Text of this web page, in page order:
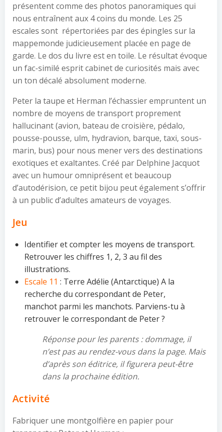
présentent comme des photos panoramiques qui
nous entraînent aux 4 coins du monde. Les 25
escales sont répertoriées par des épingles sur la
mappemonde judicieusement placée en page de
garde. Le dos du livre est en toile. Le résultat évoque
un fac-similé esprit cabinet de curiosités mais avec
un ton décalé absolument moderne.
Peter la taupe et Herman l’échassier empruntent un
nombre de moyens de transport proprement
hallucinant (avion, bateau de croisière, pédalo,
pousse-pousse, ulm, hydravion, barque, taxi, sous-
marin, bus) pour nous mener vers des destinations
exotiques et exaltantes. Créé par Delphine Jacquot
avec un humour omniprésent et beaucoup
d’autodérision, ce petit bijou peut également s’offrir
à un public d’adultes amateurs de voyages.
Jeu
Identifier et compter les moyens de transport.
Retrouver les chiffres 1, 2, 3 au fil des
illustrations.
Escale 11 : Terre Adélie (Antarctique) A la
recherche du correspondant de Peter,
manchot parmi les manchots. Parviens-tu à
retrouver le correspondant de Peter ?
Réponse pour les parents : dommage, il
n’est pas au rendez-vous dans la page. Mais
d’après son éditrice, il figurera peut-être
dans la prochaine édition.
Activité
Fabriquer une montgolfière en papier pour